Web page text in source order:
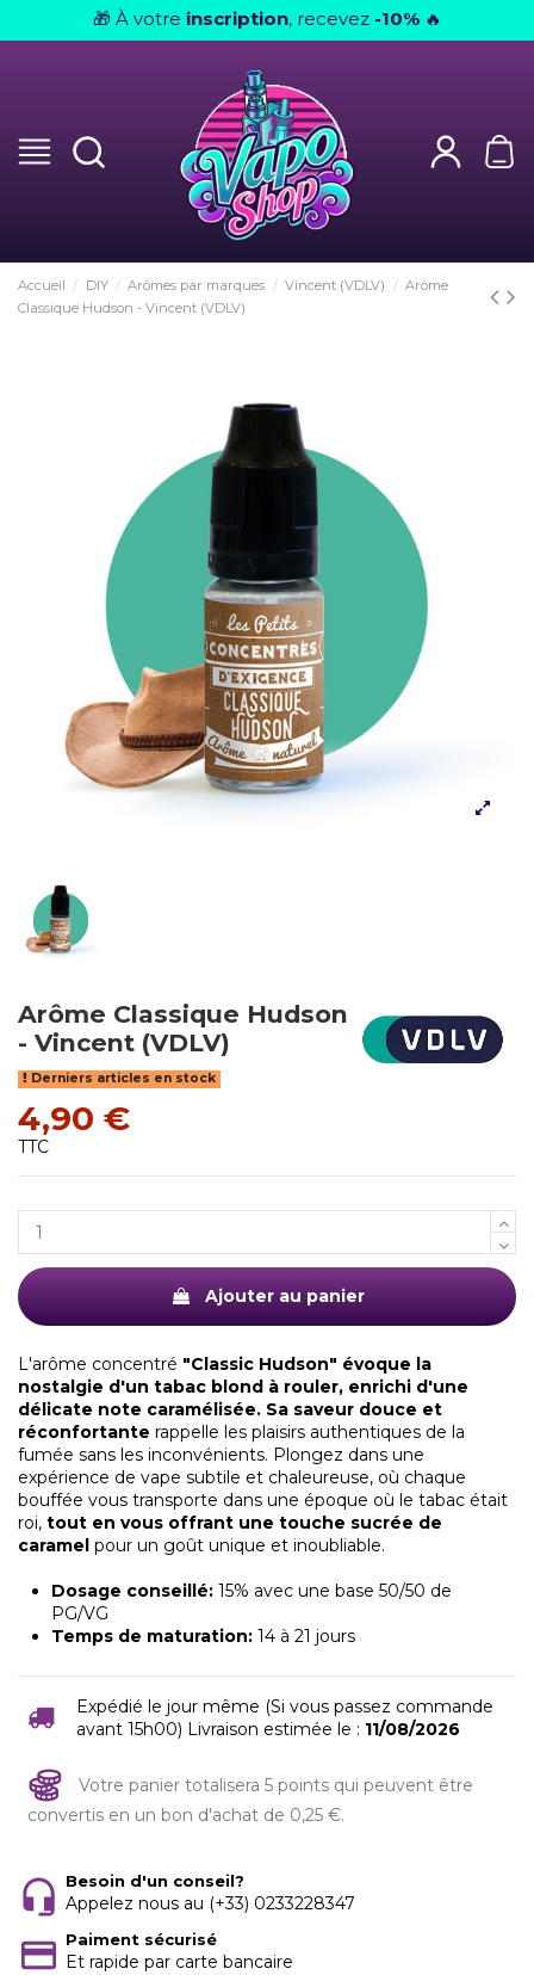
🎁 À votre inscription, recevez -10% 🔥
Accueil DIY Arômes par marques Vincent (VDLV)
Arôme
Classique Hudson - Vincent (VDLV)
Arôme Classique Hudson
- Vincent (VDLV)
Derniers articles en stock
4,90 €
TTC
Ajouter au panier
L'arôme concentré "Classic Hudson" évoque la
nostalgie d'un tabac blond à rouler, enrichi d'une
délicate note caramélisée. Sa saveur douce et
réconfortante rappelle les plaisirs authentiques de la
fumée sans les inconvénients. Plongez dans une
expérience de vape subtile et chaleureuse, où chaque
bouffée vous transporte dans une époque où le tabac était
roi, tout en vous offrant une touche sucrée de
caramel pour un goût unique et inoubliable.
Dosage conseillé: 15% avec une base 50/50 de
PG/VG
Temps de maturation: 14 à 21 jours
Expédié le jour même (Si vous passez commande
avant 15h00) Livraison estimée le : 11/08/2026
Votre panier totalisera 5 points qui peuvent être
convertis en un bon d'achat de 0,25 €.
Besoin d'un conseil?
Appelez nous au (+33) 0233228347
Paiment sécurisé
Et rapide par carte bancaire